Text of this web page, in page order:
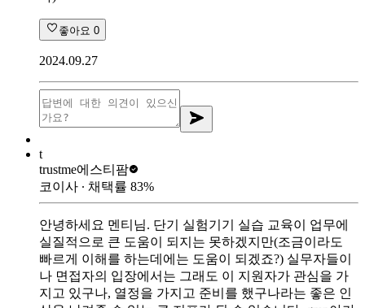
좋아요 0
2024.09.27
t
trustme에스티팜
코이사 ∙ 채택률 83%
안녕하세요 멘티님. 단기 실험기기 실습 교육이 업무에
실질적으로 큰 도움이 되지는 못하겠지만(조금이라도
빠르게 이해를 하는데에는 도움이 되겠죠?) 실무자들이
나 면접자의 입장에서는 그래도 이 지원자가 관심을 가
지고 있구나, 열정을 가지고 준비를 했구나라는 좋은 인